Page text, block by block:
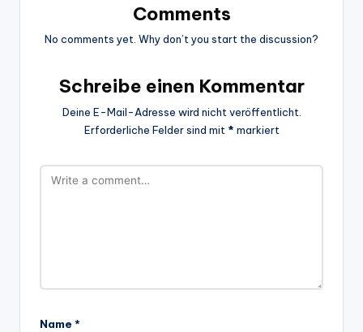
Comments
No comments yet. Why don’t you start the discussion?
Schreibe einen Kommentar
Deine E-Mail-Adresse wird nicht veröffentlicht.
Erforderliche Felder sind mit * markiert
Name *